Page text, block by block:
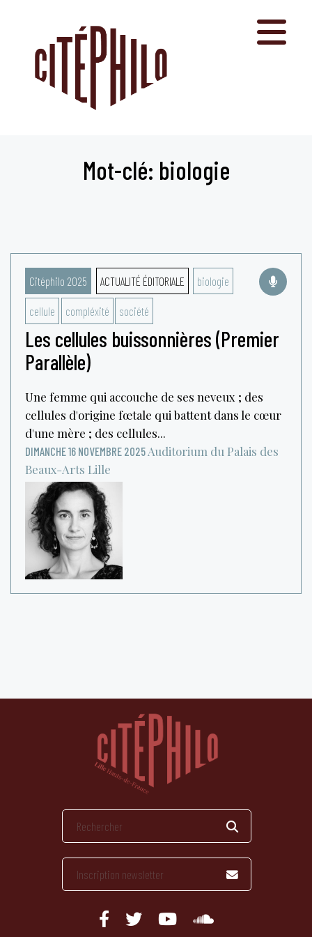
Mot-clé: biologie
Citéphilo 2025 ACTUALITÉ ÉDITORIALE biologie
cellule compléxité société
Les cellules buissonnières (Premier
Parallèle)
Une femme qui accouche de ses neveux ; des
cellules d'origine fœtale qui battent dans le cœur
d'une mère ; des cellules...
DIMANCHE 16 NOVEMBRE 2025 Auditorium du Palais des
Beaux-Arts Lille